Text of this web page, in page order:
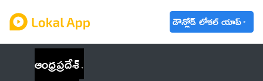
డౌన్లోడ్ లోకల్ యాప్
ఆంధ్రప్రదేశ్